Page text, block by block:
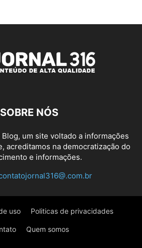
SOBRE NÓS
um site voltado a informações
acreditamos na democratização do
e informações.
uso Politicas de privacidades
Quem somos